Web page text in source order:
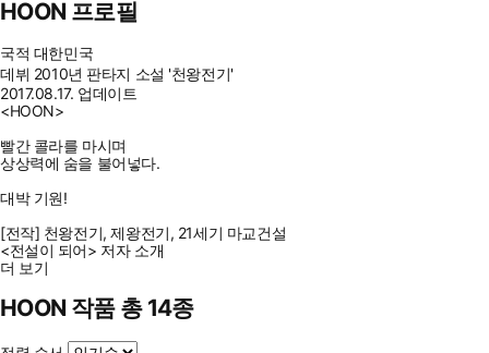
HOON 프로필
국적 대한민국
데뷔 2010년 판타지 소설 '천왕전기'
2017.08.17. 업데이트
<HOON>
빨간 콜라를 마시며
상상력에 숨을 불어넣다.
대박 기원!
[전작] 천왕전기, 제왕전기, 21세기 마교건설
<전설이 되어> 저자 소개
더 보기
HOON 작품 총 14종